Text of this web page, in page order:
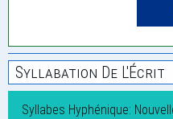
Syllabation De L'Écrit
Syllabes Hyphénique: